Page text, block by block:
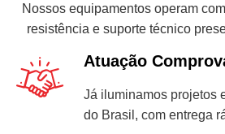
Nossos equipamentos operam
resistência e suporte técnico
Atuação
Já iluminamos projetos
do Brasil, com entrega